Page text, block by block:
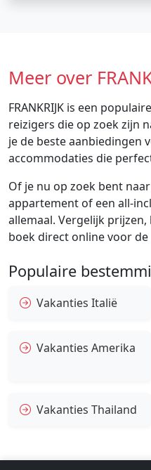
Meer over
FRANKRIJK is een
reizigers die op zoek zijn
je de beste aanbiedingen
accommodaties die
Of je nu op zoek bent
appartement of een all-
allemaal. Vergelijk
boek direct online voor de
Populaire
Vakanties Italië
Vakanties Amerika
Vakanties Thailand